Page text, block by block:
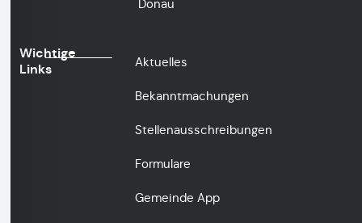
Donau
Wichtige
Links
Aktuelles
Bekanntmachungen
Stellenausschreibungen
Formulare
Gemeinde App